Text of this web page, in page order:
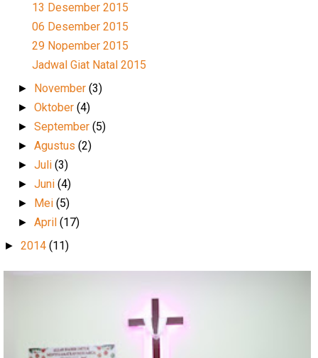
13 Desember 2015
06 Desember 2015
29 Nopember 2015
Jadwal Giat Natal 2015
► November(3)
►Oktober(4)
►September(5)
►Agustus(2)
►Juli(3)
►Juni(4)
► Mei(5)
►April(17)
► 2014 (11)